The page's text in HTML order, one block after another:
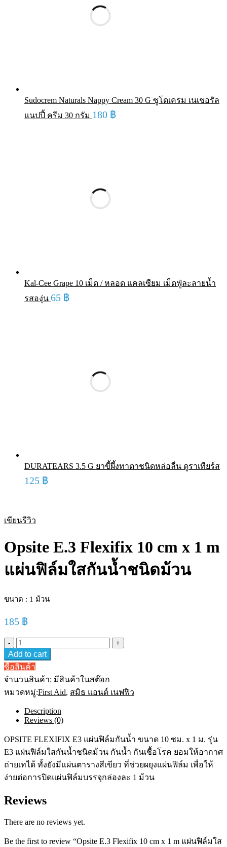
Sudocrem Naturals Nappy Cream 30 G ซูโดเครม เนเชอรัล
แนปปี้ ครีม 30 กรัม 180 ฿
Kal-Cee Grape 10 เม็ด / หลอด แคลเซียม เม็ดฟู่ละลายน้ำ
รสองุ่น 65 ฿
DURATEARS 3.5 G ยาขี้ผึ้งทาตาชนิดหล่อลื่น ดูราเทียร์ส
125 ฿
เขียนรีวิว
Opsite E.3 Flexifix 10 cm x 1 m
แผ่นฟิล์มใสกันน้ำชนิดม้วน
ขนาด : 1 ม้วน
185 ฿
Opsite
E.3
Flexifix
10
cm
x
1
แผ่น
ฟิล์ม
กัน
น้ำ
ชนิด
ม้วน
Add to cart
ซื้อสินค้า
จำนวนสินค้า: มีสินค้าในสต๊อก
หมวดหมู่:First Aid, สมิธ แอนด์ เนฟฟิว
Description
Reviews (0)
OPSITE FLEXIFIX E3 แผ่นฟิล์มกันน้ำ ขนาด 10 ซม. x 1 ม. รุ่น
E3 แผ่นฟิล์มใสกันน้ำชนิดม้วน กันน้ำ กันเชื้อโรค ยอมให้อากาศ
ถ่ายเทได้ ทั้งยังมีแผ่นตารางสีเขียว ที่ช่วยผยุงแผ่นฟิล์ม เพื่อให้
ง่ายต่อการปิดแผ่นฟิล์มบรรจุกล่องละ 1 ม้วน
Reviews
There are no reviews yet.
Be the first to review “Opsite E.3 Flexifix 10 cm x 1 m แผ่นฟิล์มใส